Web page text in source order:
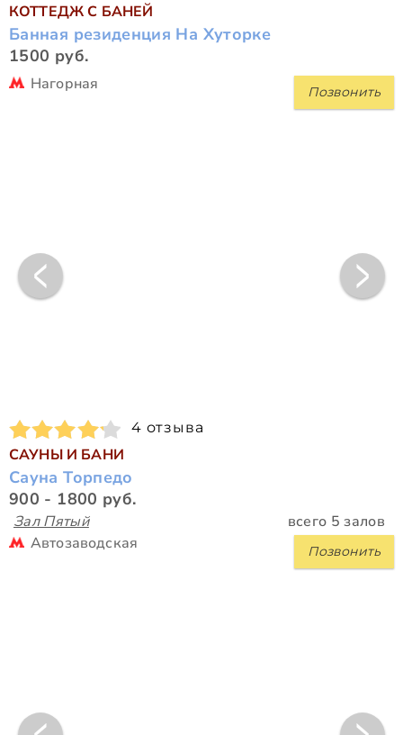
КОТТЕДЖ С БАНЕЙ
Банная резиденция На Хуторке
1500 руб.
Позвонить
Нагорная
4 отзыва
САУНЫ И БАНИ
Сауна Торпедо
900 - 1800 руб.
Зал Пятый всего 5 залов
Позвонить
Автозаводская